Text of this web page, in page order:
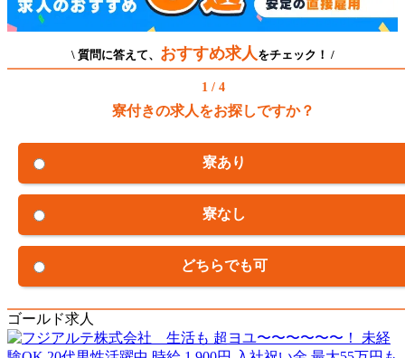
\ 質問に答えて、 おすすめ求人 をチェック！ /
1 / 4
寮付きの求人をお探しですか？
寮あり
寮なし
どちらでも可
ゴールド求人